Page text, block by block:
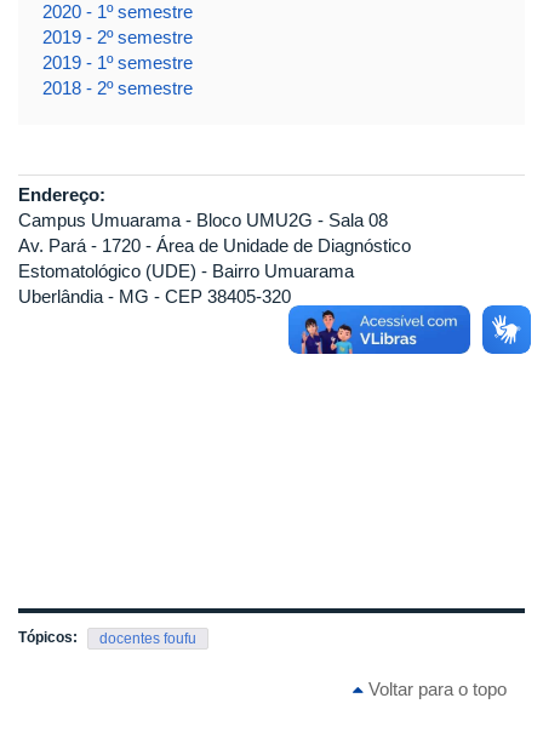
2020 - 1º semestre
2019 - 2º semestre
2019 - 1º semestre
2018 - 2º semestre
Endereço:
Campus Umuarama - Bloco UMU2G - Sala 08
Av. Pará - 1720 - Área de Unidade de Diagnóstico
Estomatológico (UDE) - Bairro Umuarama
Uberlândia - MG - CEP 38405-320
Tópicos: docentes foufu
Voltar para o topo